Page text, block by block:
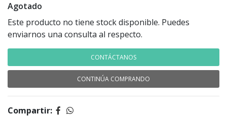
Agotado
Este producto no tiene stock disponible. Puedes
enviarnos una consulta al respecto.
CONTÁCTANOS
CONTINÚA COMPRANDO
Compartir: